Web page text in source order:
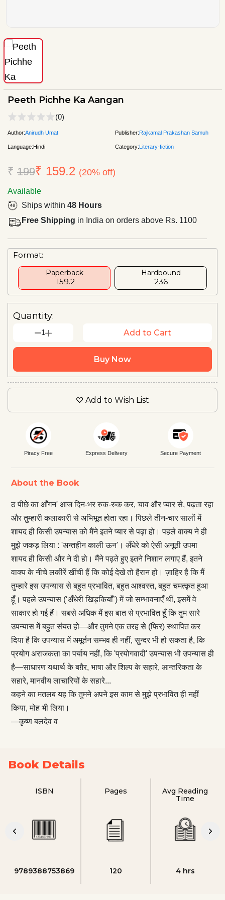
Peeth Pichhe Ka Aangan
(0)
Author:Anirudh Umat Publisher:Rajkamal Prakashan Samuh
Language:Hindi Category:Literary-fiction
₹ 199₹ 159.2 (20% off)
Available
Ships within 48 Hours
Free Shipping in India on orders above Rs. 1100
Format:
Paperback
₹ 159.2
Hardbound
₹236
Quantity:
1 Add to Cart
Buy Now
Add to Wish List
Piracy Free Express Delivery Secure Payment
About the Book
ठ पीछे का आँगन' आज दिन-भर रुक-रुक कर, चाव और प्यार से, पढ़ता रहा
और तुम्हारी कलाकारी से अभिभूत होता रहा। पिछले तीन-चार सालों में
शायद ही किसी उपन्यास को मैंने इतने प्यार से पढ़ा हो। पहले वाक्य ने ही
मुझे जकड़ लिया : 'अन्तहीन काली ऊन'। अँधेरे को ऐसी अनूठी उपमा
शायद ही किसी और ने दी हो। मैंने पढ़ते हुए इतने निशान लगाए हैं, इतने
वाक्य के नीचे लकीरें खींची हैं कि कोई देखे तो हैरान हो। ज़ाहिर है कि मैं
तुम्हारे इस उपन्यास से बहुत प्रभावित, बहुत आश्वस्त, बहुत चमत्कृत हुआ
हूँ। पहले उपन्यास (‘अँधेरी खिड़कियाँ’) में जो सम्भावनाएँ थीं, इसमें वे
साकार हो गई हैं। सबसे अधिक मैं इस बात से प्रभावित हूँ कि तुम सारे
उपन्यास में बहुत संयत हो—और तुमने एक तरह से (फिर) स्थापित कर
दिया है कि उपन्यास में अमूर्तन सम्‍भव ही नहीं, सुन्दर भी हो सकता है, कि
प्रयोग अराजकता का पर्याय नहीं, कि 'प्रयोगवादी' उपन्यास भी उपन्यास ही
है—साधारण यथार्थ के बग़ैर, भाषा और शिल्प के सहारे, आन्तरिकता के
सहारे, मानवीय लाचारियों के सहारे...
कहने का मतलब यह कि तुमने अपने इस काम से मुझे प्रभावित ही नहीं
किया, मोह भी लिया।
—कृष्ण बलदेव व
Book Details
ISBN
9789388753869
Pages
120
Avg Reading
Time
4 hrs